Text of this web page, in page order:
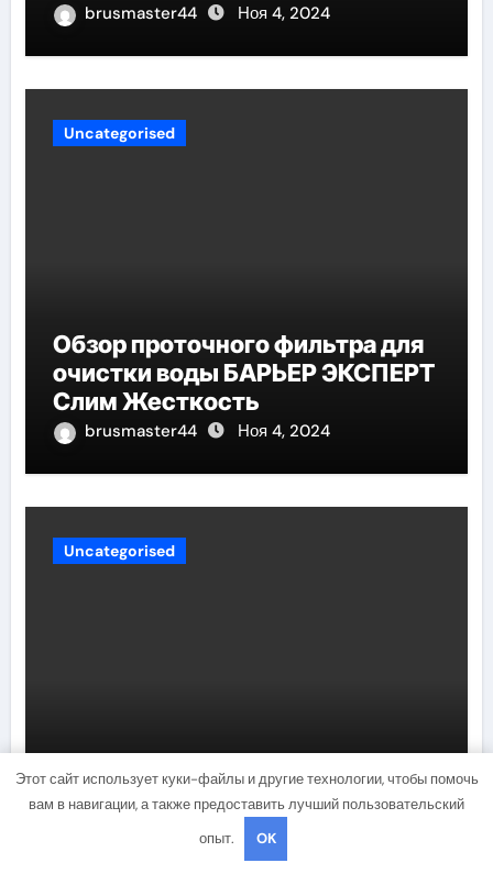
brusmaster44 Ноя 4, 2024
Uncategorised
Обзор проточного фильтра для
очистки воды БАРЬЕР ЭКСПЕРТ
Слим Жесткость
brusmaster44 Ноя 4, 2024
Uncategorised
Калькулятор расчета
количества обоев на комнату
при ремонте
brusmaster44 Ноя 4, 2024
Этот сайт использует куки-файлы и другие технологии, чтобы помочь
вам в навигации, а также предоставить лучший пользовательский
опыт.
OK